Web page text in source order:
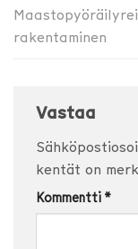
rakentaminen
Vastaa
kentät on
Kommentti *